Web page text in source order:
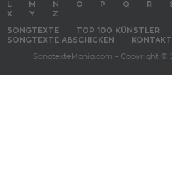
M N O P Q R
X
Y Z
SONGTEXTE TOP 100 KÜNSTLER
SONGTEXTE ABSCHICKEN
KONTAKT
SongtexteMania.com - Copyright ©